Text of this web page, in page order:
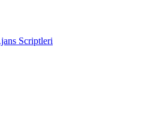
Scriptleri